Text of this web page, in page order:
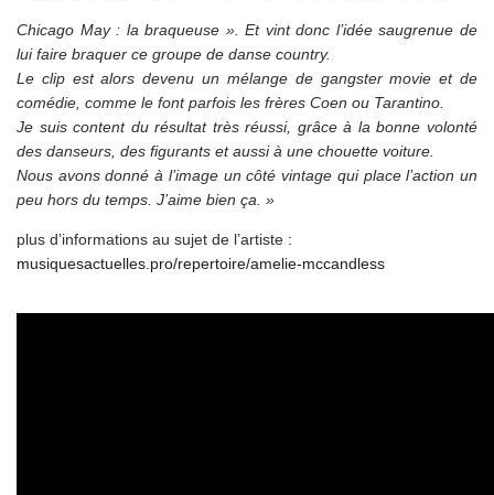
Chicago May : la braqueuse ». Et vint donc l’idée saugrenue de
lui faire braquer ce groupe de danse country.
Le clip est alors devenu un mélange de gangster movie et de
comédie, comme le font parfois les frères Coen ou Tarantino.
Je suis content du résultat très réussi, grâce à la bonne volonté
des danseurs, des figurants et aussi à une chouette voiture.
Nous avons donné à l’image un côté vintage qui place l’action un
peu hors du temps. J’aime bien ça. »
plus d’informations au sujet de l’artiste :
musiquesactuelles.pro/repertoire/amelie-mccandless